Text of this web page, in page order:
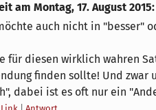
am Montag, 17. August 2015:
auch nicht in "besser"
für diesen wirklich wahren
finden sollte! Und
dabei ist es oft nur ein